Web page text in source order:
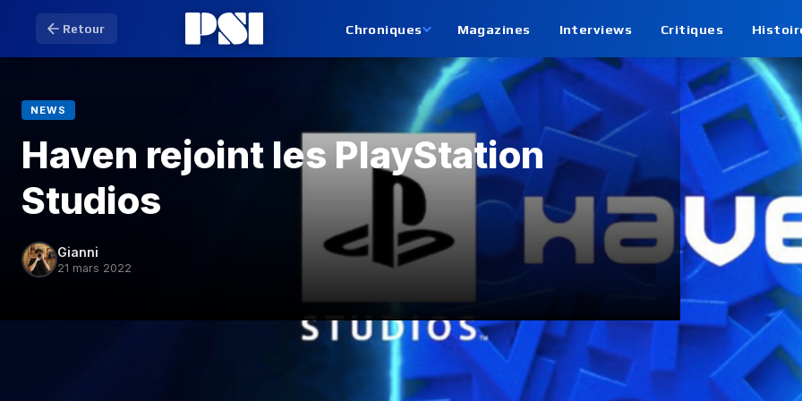
Retour Chroniques Magazines Interviews Critiques
NEWS
Haven rejoint les PlayStation
Studios
Gianni
21 mars 2022